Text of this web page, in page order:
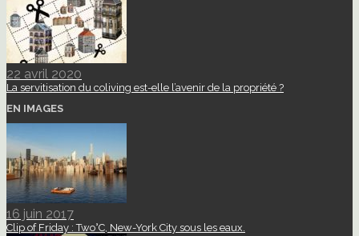
22 avril 2020
La servitisation du coliving est-elle l’avenir de la propriété ?
EN IMAGES
16 juin 2017
Clip of Friday : Two°C, New-York City sous les eaux.